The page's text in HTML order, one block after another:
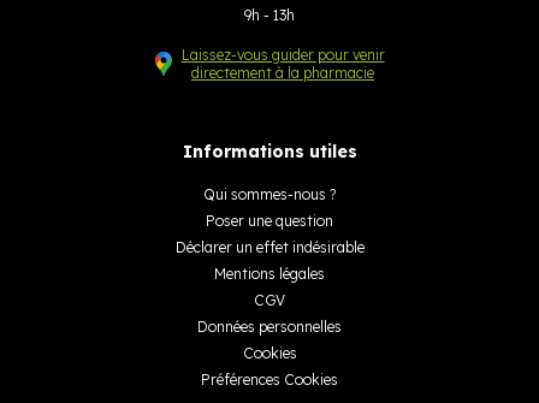
9h - 13h
Laissez-vous guider pour venir
directement à la pharmacie
Informations utiles
Qui sommes-nous ?
Poser une question
Déclarer un effet indésirable
Mentions légales
CGV
Données personnelles
Cookies
Préférences Cookies